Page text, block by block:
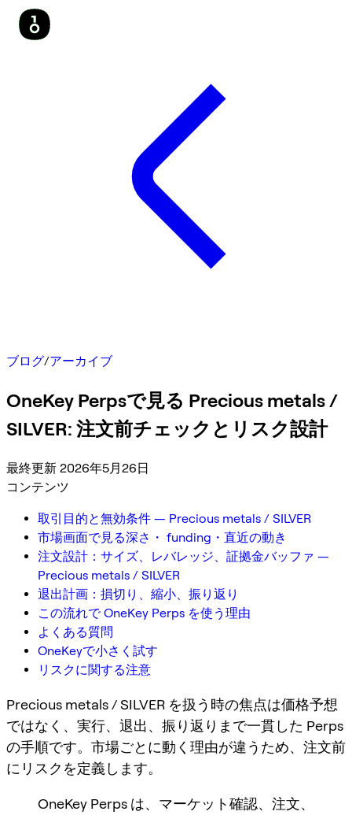
ブログ/アーカイブ
OneKey Perpsで見る Precious metals /
SILVER: 注文前チェックとリスク設計
最終更新 2026年5月26日
コンテンツ
取引目的と無効条件 — Precious metals / SILVER
市場画面で見る深さ・ funding・直近の動き
注文設計：サイズ、レバレッジ、証拠金バッファ —
Precious metals / SILVER
退出計画：損切り、縮小、振り返り
この流れで OneKey Perps を使う理由
よくある質問
OneKeyで小さく試す
リスクに関する注意
Precious metals / SILVER を扱う時の焦点は価格予想
ではなく、実行、退出、振り返りまで一貫した Perps
の手順です。市場ごとに動く理由が違うため、注文前
にリスクを定義します。
OneKey Perps は、マーケット確認、注文、